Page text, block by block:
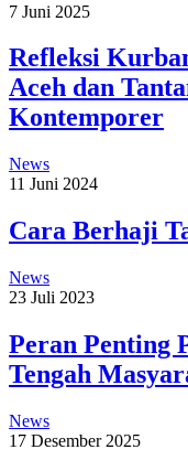
7 Juni 2025
Refleksi
Aceh dan
Kontemporer
News
11 Juni 2024
Cara Berhaji
News
23 Juli 2023
Peran Penting
Tengah
News
17 Desember 2025